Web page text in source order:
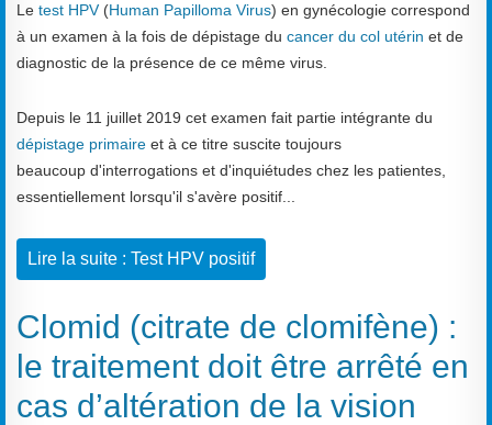
Le test HPV(Human Papilloma Virus) en gynécologie correspond
à un examen à la fois de dépistage du cancer du col utérin et de
diagnostic de la présence de ce même virus.
Depuis le 11 juillet 2019 cet examen fait partie intégrante du
dépistage primaire et à ce titre suscite toujours
beaucoup d'interrogations et d'inquiétudes chez les patientes,
essentiellement lorsqu'il s'avère positif...
Lire la suite : Test HPV positif
Clomid (citrate de clomifène) :
le traitement doit être arrêté en
cas d’altération de la vision